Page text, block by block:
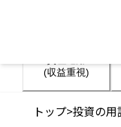
(収益重視)
トップ>投資の用